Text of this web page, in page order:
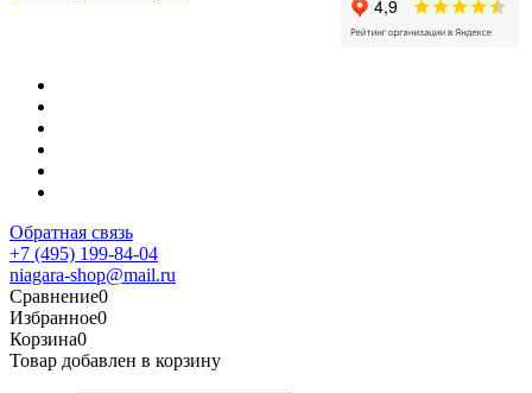
Обратная связь
+7 (495) 199-84-04
niagara-shop@mail.ru
Сравнение0
Избранное0
Корзина0
Товар добавлен в корзину